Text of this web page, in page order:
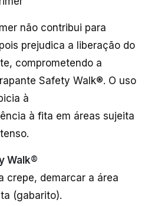
não contribui para
prejudica a liberação do
comprometendo a
Safety Walk®. O uso
à
à fita em áreas sujeita
Walk®
crepe, demarcar a área
(gabarito).